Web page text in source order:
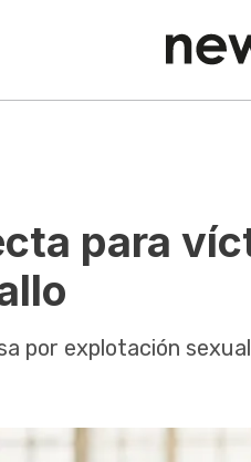
para
por explotación